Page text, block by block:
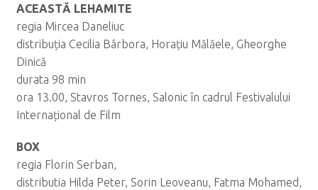
ACEASTĂ LEHAMITE
regia Mircea Daneliuc
distribuția Cecilia Bârbora, Horațiu Mălăele, Gheorghe
Dinică
durata 98 min
ora 13.00, Stavros Tornes, Salonic în cadrul Festivalului
Internațional de Film
BOX
regia Florin Serban,
distributia Hilda Peter, Sorin Leoveanu, Fatma Mohamed,